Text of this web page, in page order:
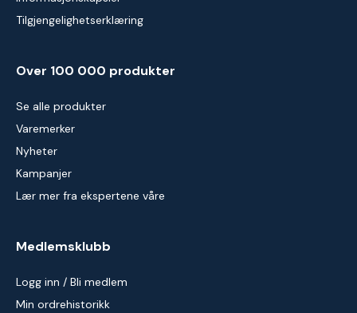
Tilgjengelighetserklæring
Over 100 000 produkter
Se alle produkter
Varemerker
Nyheter
Kampanjer
Lær mer fra ekspertene våre
Medlemsklubb
Logg inn / Bli medlem
Min ordrehistorikk